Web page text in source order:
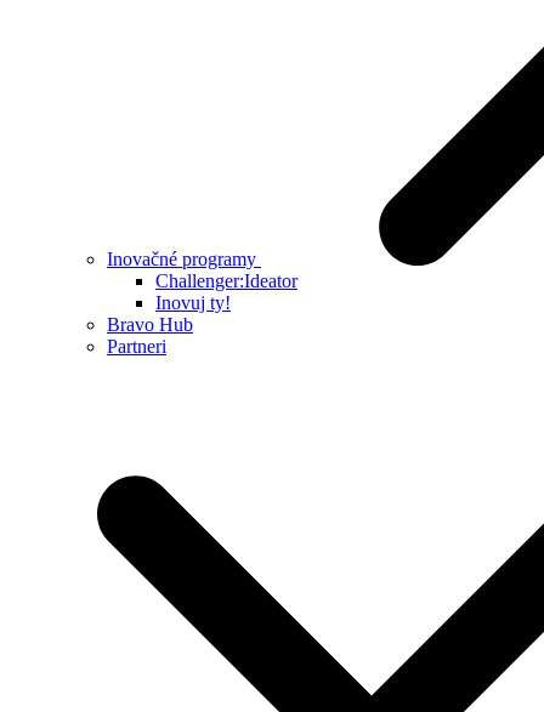
Inovačné programy
Challenger:Ideator
Inovuj ty!
Bravo Hub
Partneri